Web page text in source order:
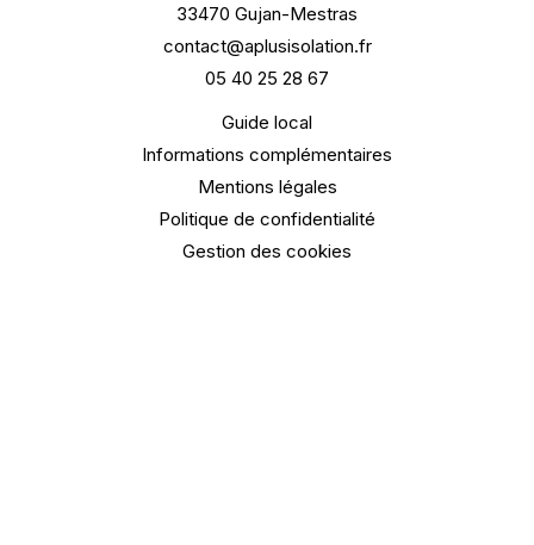
33470 Gujan-Mestras
contact@aplusisolation.fr
05 40 25 28 67
Guide local
Informations complémentaires
Mentions légales
Politique de confidentialité
Gestion des cookies